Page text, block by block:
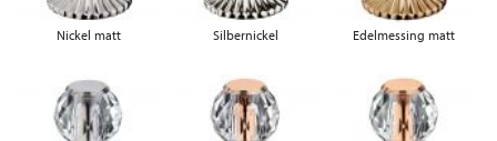
Nickel matt Silbernickel Edelmessing matt